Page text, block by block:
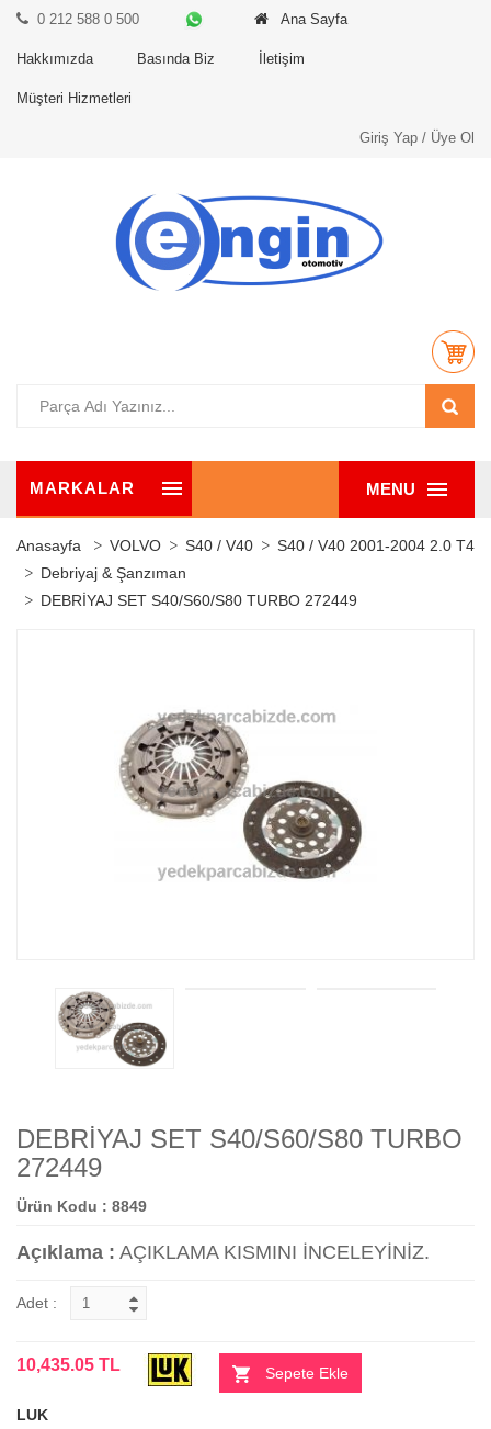
0 212 588 0 500 Ana Sayfa
Hakkımızda Basında Biz İletişim
Müşteri Hizmetleri
Giriş Yap / Üye Ol
MARKALAR MENU
Anasayfa VOLVO S40 / V40
S40 / V40 2001-2004 2.0 T4
Debriyaj & Şanzıman
DEBRİYAJ SET S40/S60/S80 TURBO 272449
DEBRİYAJ SET S40/S60/S80 TURBO
272449
Ürün Kodu : 8849
Açıklama : AÇIKLAMA KISMINI İNCELEYİNİZ.
Adet :
10,435.05 TL Sepete Ekle
LUK